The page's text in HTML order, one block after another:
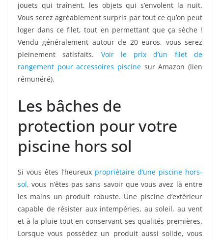
jouets qui traînent, les objets qui s’envolent la nuit.
Vous serez agréablement surpris par tout ce qu’on peut
loger dans ce filet, tout en permettant que ça sèche !
Vendu généralement autour de 20 euros, vous serez
pleinement satisfaits. Voir le prix d’un filet de
rangement pour accessoires piscine sur Amazon (lien
rémunéré).
Les bâches de
protection pour votre
piscine hors sol
Si vous êtes l’heureux propriétaire d’une piscine hors-
sol, vous n’êtes pas sans savoir que vous avez là entre
les mains un produit robuste. Une piscine d’extérieur
capable de résister aux intempéries, au soleil, au vent
et à la pluie tout en conservant ses qualités premières.
Lorsque vous possédez un produit aussi solide, vous